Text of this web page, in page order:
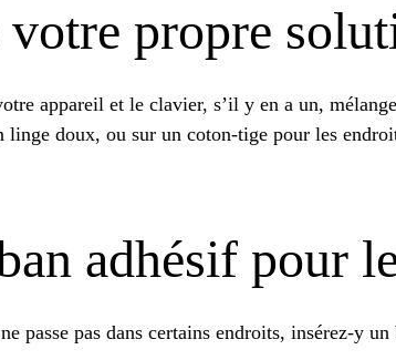
propre
appareil et le clavier, s’il y en a un,
linge doux, ou sur un coton-tige pour les
adhésif pour
passe pas dans certains endroits, insérez-y